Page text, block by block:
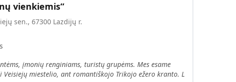
vienkiemis“
sen., 67300 Lazdijų r.
įmonių renginiams, turistų grupėms. Mes esame
Veisiejų miestelio, ant romantiškojo Trikojo ežero kranto. L